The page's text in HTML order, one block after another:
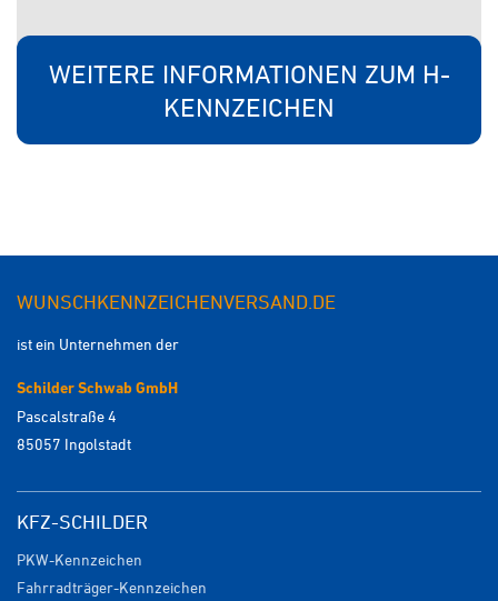
WEITERE INFORMATIONEN ZUM H-
KENNZEICHEN
WUNSCHKENNZEICHENVERSAND.DE
ist ein Unternehmen der
Schilder Schwab GmbH
Pascalstraße 4
85057 Ingolstadt
KFZ-SCHILDER
PKW-Kennzeichen
Fahrradträger-Kennzeichen